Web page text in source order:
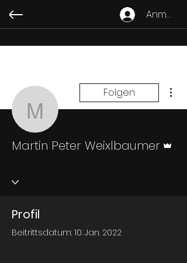
Anmelden
Martin Peter
Folgen
Martin Peter Weixlbaumer
Profil
Beitrittsdatum: 10. Jan. 2022